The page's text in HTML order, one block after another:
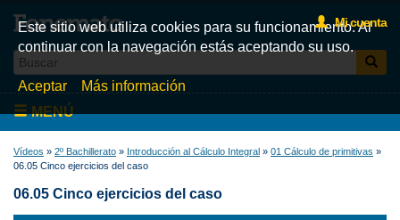
Mi cuenta
Inicio
MENÚ
Vídeos » 2º Bachillerato » Introducción al Cálculo Integral » 01 Cálculo de primitivas »
06.05 Cinco ejercicios del caso
06.05 Cinco ejercicios del caso
Este sitio web utiliza cookies para su funcionamiento. Al
continuar con la navegación estás aceptando su uso.
Aceptar Más información